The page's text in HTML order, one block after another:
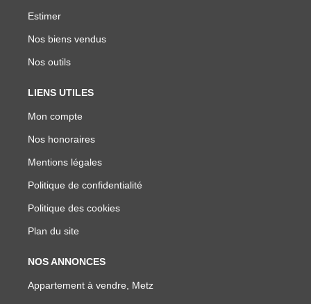
Estimer
Nos biens vendus
Nos outils
LIENS UTILES
Mon compte
Nos honoraires
Mentions légales
Politique de confidentialité
Politique des cookies
Plan du site
NOS ANNONCES
Appartement à vendre, Metz